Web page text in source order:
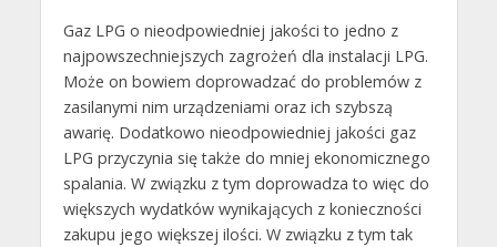
Gaz LPG o nieodpowiedniej jakości to jedno z
najpowszechniejszych zagrożeń dla instalacji LPG.
Może on bowiem doprowadzać do problemów z
zasilanymi nim urządzeniami oraz ich szybszą
awarię. Dodatkowo nieodpowiedniej jakości gaz
LPG przyczynia się także do mniej ekonomicznego
spalania. W związku z tym doprowadza to więc do
większych wydatków wynikających z konieczności
zakupu jego większej ilości. W związku z tym tak